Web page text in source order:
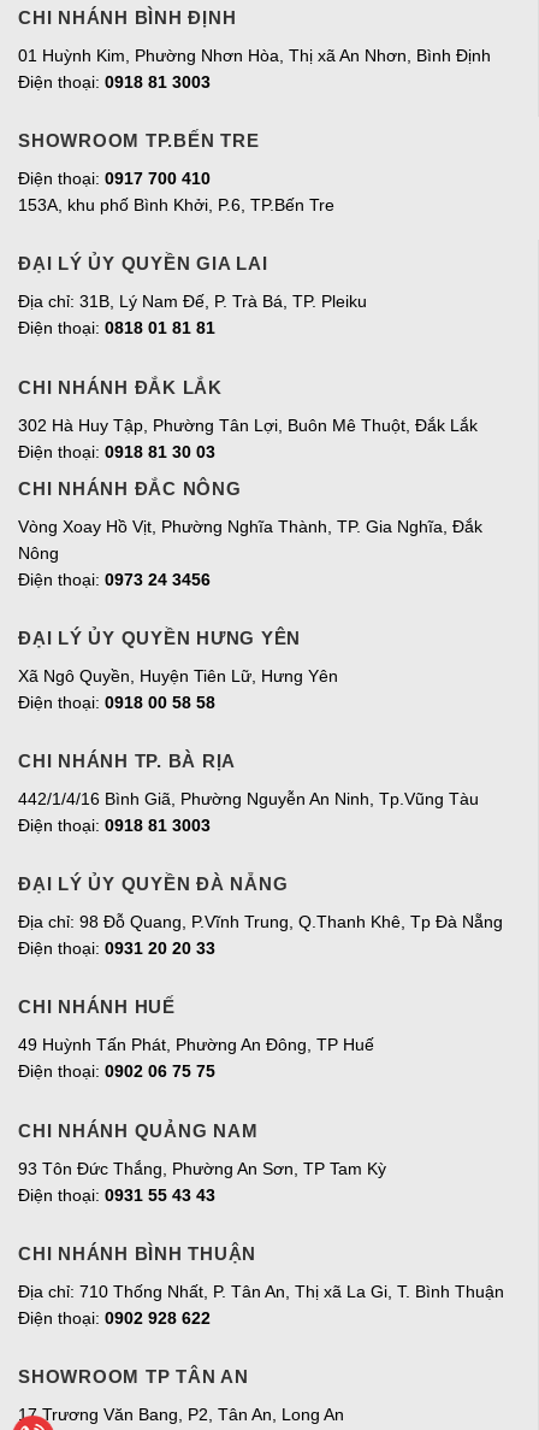
CHI NHÁNH BÌNH ĐỊNH
01 Huỳnh Kim, Phường Nhơn Hòa, Thị xã An Nhơn, Bình Định
Điện thoại: 0918 81 3003
SHOWROOM TP.BẾN TRE
Điện thoại: 0917 700 410
153A, khu phố Bình Khởi, P.6, TP.Bến Tre
ĐẠI LÝ ỦY QUYỀN GIA LAI
Địa chỉ: 31B, Lý Nam Đế, P. Trà Bá, TP. Pleiku
Điện thoại: 0818 01 81 81
CHI NHÁNH ĐẮK LẮK
302 Hà Huy Tập, Phường Tân Lợi, Buôn Mê Thuột, Đắk Lắk
Điện thoại: 0918 81 30 03
CHI NHÁNH ĐẮC NÔNG
Vòng Xoay Hồ Vịt, Phường Nghĩa Thành, TP. Gia Nghĩa, Đắk
Nông
Điện thoại: 0973 24 3456
ĐẠI LÝ ỦY QUYỀN HƯNG YÊN
Xã Ngô Quyền, Huyện Tiên Lữ, Hưng Yên
Điện thoại: 0918 00 58 58
CHI NHÁNH TP. BÀ RỊA
442/1/4/16 Bình Giã, Phường Nguyễn An Ninh, Tp.Vũng Tàu
Điện thoại: 0918 81 3003
ĐẠI LÝ ỦY QUYỀN ĐÀ NẴNG
Địa chỉ: 98 Đỗ Quang, P.Vĩnh Trung, Q.Thanh Khê, Tp Đà Nẵng
Điện thoại: 0931 20 20 33
CHI NHÁNH HUẾ
49 Huỳnh Tấn Phát, Phường An Đông, TP Huế
Điện thoại: 0902 06 75 75
CHI NHÁNH QUẢNG NAM
93 Tôn Đức Thắng, Phường An Sơn, TP Tam Kỳ
Điện thoại: 0931 55 43 43
CHI NHÁNH BÌNH THUẬN
Địa chỉ: 710 Thống Nhất, P. Tân An, Thị xã La Gi, T. Bình Thuận
Điện thoại: 0902 928 622
SHOWROOM TP TÂN AN
17 Trương Văn Bang, P2, Tân An, Long An